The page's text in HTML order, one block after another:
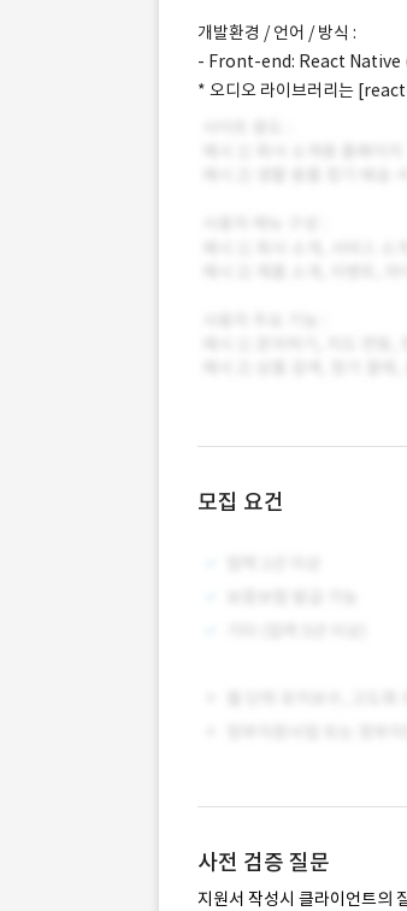
개발환경 / 언어 / 방식 :
- Front-end: React Native (
* 오디오 라이브러리는
모집 요건
사전 검증 질문
지원서 작성시 클라이언트의